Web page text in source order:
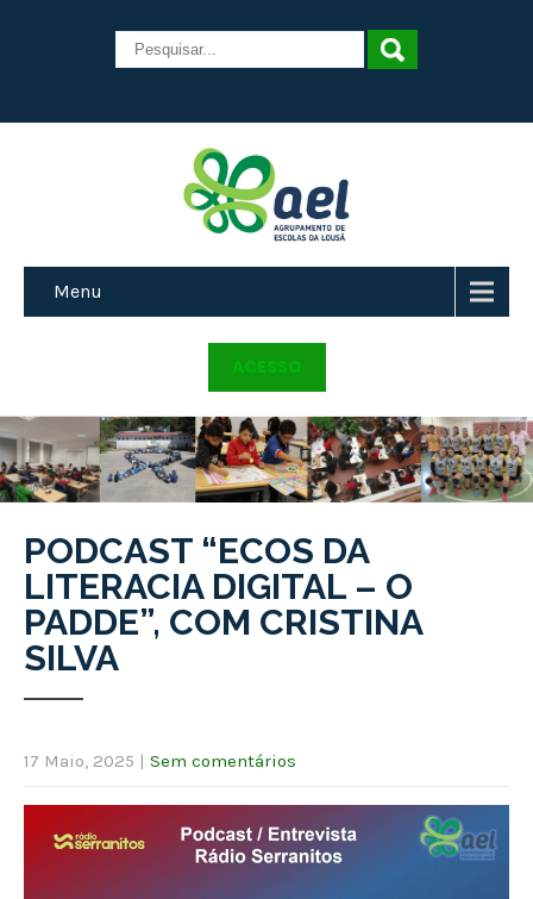
Menu
ACESSO
PODCAST “ECOS DA
LITERACIA DIGITAL – O
PADDE”, COM CRISTINA
SILVA
17 Maio, 2025 | Sem comentários